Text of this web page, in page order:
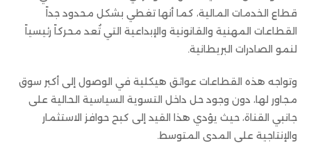
قطاع الخدمات المالية، كما أنها تغطي بشكل محدود جداً
القطاعات المهنية والقانونية والإبداعية التي تُعد محركاً رئيسياً
لنمو الصادرات البريطانية.
وتواجه هذه القطاعات عوائق هيكلية في الوصول إلى أكبر سوق
مجاور لها، دون وجود حل داخل التسوية السياسية الحالية على
جانبي القناة، حيث يؤدي هذا القيد إلى كبح حوافز الاستثمار
والإنتاجية على المدى المتوسط.